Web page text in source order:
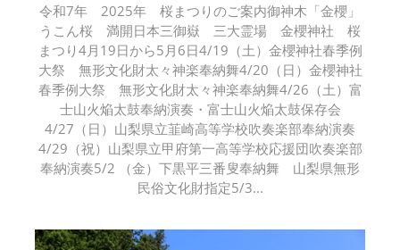
令和7年 2025年 桜まつりのご案内御神木「金櫻」
うこん桜 満開日本三御嶽 三大霊場 金櫻神社 桜
まつり4月19日から5月6日4/19（土）金櫻神社春季例
大祭 無形文化財太々神楽奉納舞4/20（日）金櫻神社
春季例大祭 無形文化財太々神楽奉納舞4/26（土）富
士山火焔太鼓奉納演奏・富士山火焔太鼓保存会
4/27（日）山梨県立韮崎高等学校吹奏楽部奉納演奏
4/29（祝）山梨県立甲府第一高等学校応援団吹奏楽部
奉納演奏5/2 （金）下黒平三番叟奉納舞 山梨県無形
民俗文化財指定5/3...